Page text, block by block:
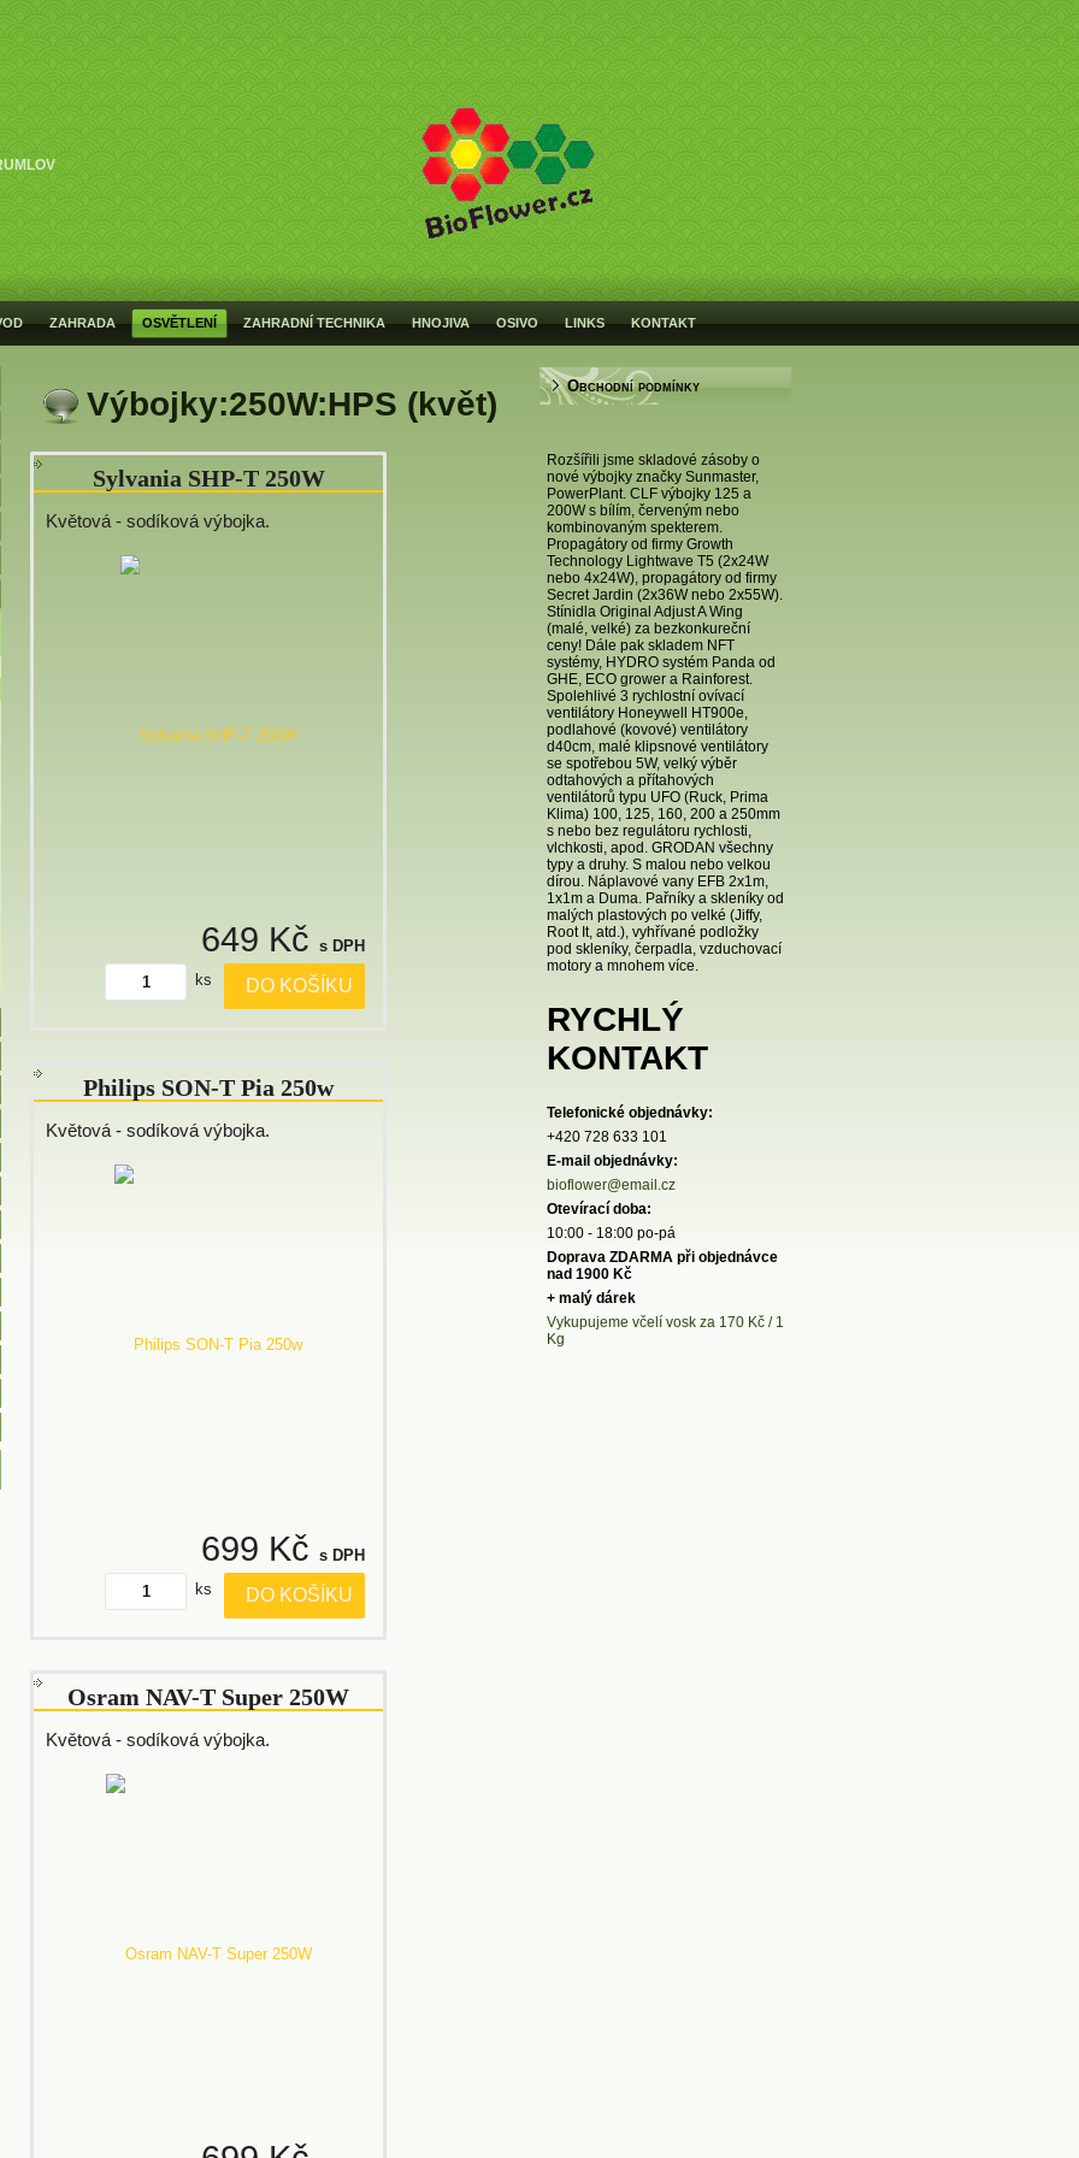
ZAHRADA OSVĚTLENÍ ZAHRADNÍ TECHNIKA HNOJIVA OSIVO LINKS KONTAKT
Výbojky:250W:HPS (květ)
Sylvania SHP-T 250W
Květová - sodíková výbojka.
649 Kčs DPH
ks
DO KOŠÍKU
Philips SON-T Pia 250w
Květová - sodíková výbojka.
699 Kčs DPH
ks
DO KOŠÍKU
Osram NAV-T Super 250W
Květová - sodíková výbojka.
Obchodní podmínky
Rozšířili jsme skladové zásoby o
nové výbojky značky Sunmaster,
PowerPlant. CLF výbojky 125 a
200W s bílím, červeným nebo
kombinovaným spekterem.
Propagátory od firmy Growth
Technology Lightwave T5 (2x24W
nebo 4x24W), propagátory od firmy
Secret Jardin (2x36W nebo 2x55W).
Stínidla Original Adjust A Wing
(malé, velké) za bezkonkureční
ceny! Dále pak skladem NFT
systémy, HYDRO systém Panda od
GHE, ECO grower a Rainforest.
Spolehlivé 3 rychlostní ovívací
ventilátory Honeywell HT900e,
podlahové (kovové) ventilátory
d40cm, malé klipsnové ventilátory
se spotřebou 5W, velký výběr
odtahových a přítahových
ventilátorů typu UFO (Ruck, Prima
Klima) 100, 125, 160, 200 a 250mm
s nebo bez regulátoru rychlosti,
vlchkosti, apod. GRODAN všechny
typy a druhy. S malou nebo velkou
dírou. Náplavové vany EFB 2x1m,
1x1m a Duma. Pařníky a skleníky od
malých plastových po velké (Jiffy,
Root It, atd.), vyhřívané podložky
pod skleníky, čerpadla, vzduchovací
motory a mnohem více.
RYCHLÝ
KONTAKT
Telefonické objednávky:
+420 728 633 101
E-mail objednávky:
bioflower@email.cz
Otevírací doba:
10:00 - 18:00 po-pá
Doprava ZDARMA při objednávce
nad 1900 Kč
+ malý dárek
Vykupujeme včelí vosk za 170 Kč / 1
Kg